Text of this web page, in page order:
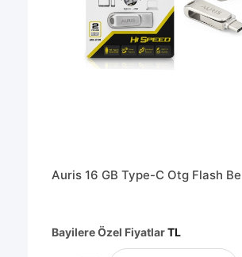
Auris 16 GB Type-C Otg Flash
Bayilere Özel FiyatlarTL